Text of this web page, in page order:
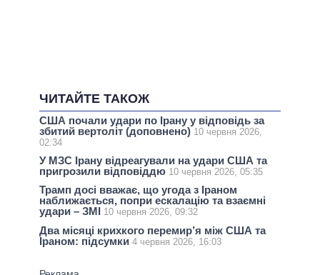
ЧИТАЙТЕ ТАКОЖ
США почали удари по Ірану у відповідь за
збитий вертоліт (доповнено) 10 червня 2026,
02:34
У МЗС Ірану відреагували на удари США та
пригрозили відповіддю 10 червня 2026, 05:35
Трамп досі вважає, що угода з Іраном
наближається, попри ескалацію та взаємні
удари – ЗМІ
10 червня 2026, 09:32
Два місяці крихкого перемир’я між США та
Іраном: підсумки 4 червня 2026, 16:03